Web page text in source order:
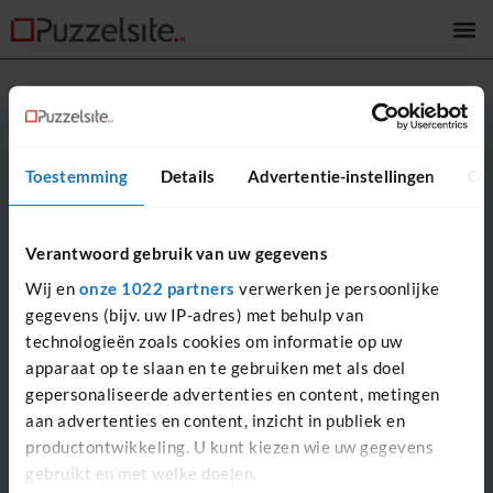
Toestemming Details Advertentie-instellingen
Verantwoord gebruik van uw gegevens
Wij en onze 1022 partners verwerken je persoonlijke
gegevens (bijv. uw IP-adres) met behulp van
technologieën zoals cookies om informatie op uw
apparaat op te slaan en te gebruiken met als doel
gepersonaliseerde advertenties en content, metingen
aan advertenties en content, inzicht in publiek en
productontwikkeling. U kunt kiezen wie uw gegevens
gebruikt en met welke doelen.
Inloggen
Gebruikersnaam of e-mail
Wachtwoord
Toon wachtwoord
Herinner mij